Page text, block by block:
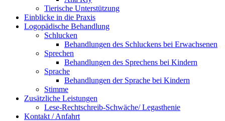
Tierische Unterstützung
Einblicke in die Praxis
Logopädische Behandlung
Schlucken
Behandlungen des Schluckens bei Erwachsenen
Sprechen
Behandlungen des Sprechens bei Kindern
Sprache
Behandlungen der Sprache bei Kindern
Stimme
Zusätzliche Leistungen
Lese-Rechtschreib-Schwäche/ Legasthenie
Kontakt / Anfahrt